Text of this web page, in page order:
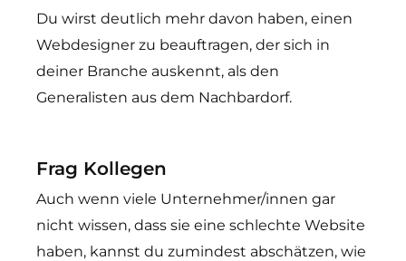
Du wirst deutlich mehr davon haben, einen
Webdesigner zu beauftragen, der sich in
deiner Branche auskennt, als den
Generalisten aus dem Nachbardorf.
Frag Kollegen
Auch wenn viele Unternehmer/innen gar
nicht wissen, dass sie eine schlechte Website
haben, kannst du zumindest abschätzen, wie